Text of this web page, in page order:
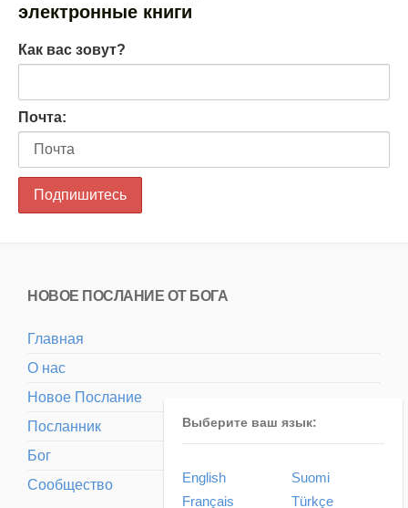
электронные книги
Как вас зовут?
Почта:
НОВОЕ ПОСЛАНИЕ ОТ БОГА
Главная
О нас
Новое Послание
Посланник
Бог
Сообщество
Выберите ваш язык:
English
Français
Suomi
Türkçe